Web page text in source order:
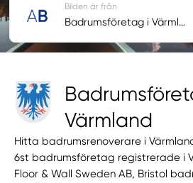
Värmland
Hitta badrumsrenoverare i
6st badrumsföretag registrerade i
Floor & Wall Sweden AB, Bristol
Bilden är från
Badrumsföretag i Värmland